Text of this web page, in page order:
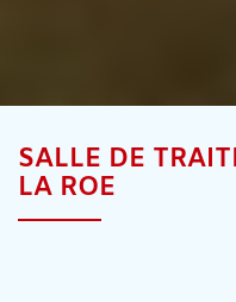
SALLE DE
LA ROE